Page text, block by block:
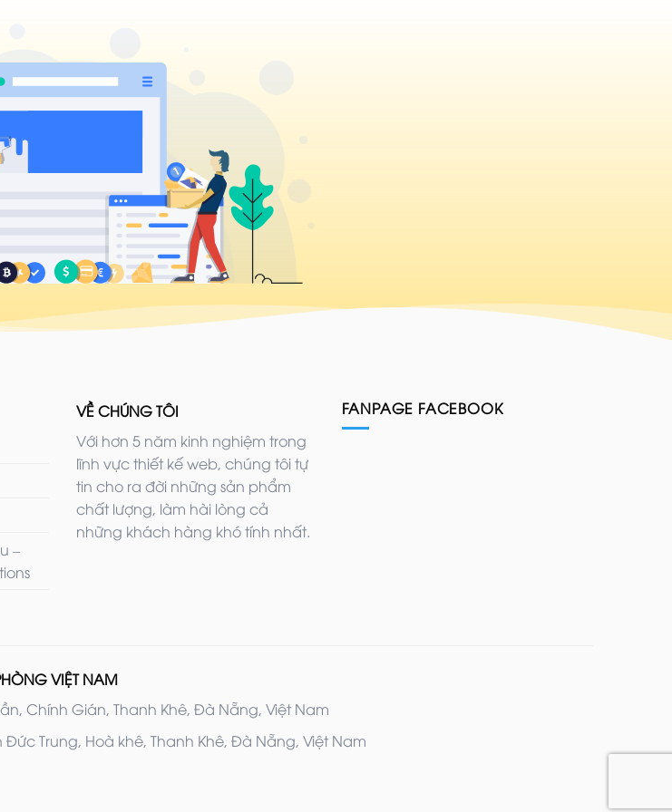
–
VỀ CHÚNG TÔI
Với hơn 5 năm kinh nghiệm trong
lĩnh vực thiết kế web, chúng tôi tự
tin cho ra đời những sản phẩm
chất lượng, làm hài lòng cả
những khách hàng khó tính nhất.
FANPAGE FACEBOOK
VIỆT NAM
Chính Gián, Thanh Khê, Đà Nẵng, Việt Nam
Đức Trung, Hoà khê, Thanh Khê, Đà Nẵng, Việt Nam